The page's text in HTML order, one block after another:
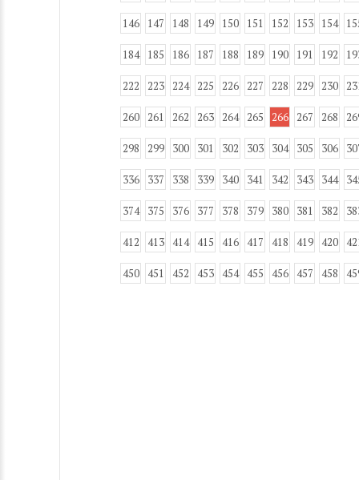
146 147 148 149 150 151 152 153 154
184 185 186 187 188 189 190 191 192
222 223 224 225 226 227 228 229 230
260 261 262 263 264 265 266 267 268
298 299 300 301 302 303 304 305 306
336 337 338 339 340 341 342 343 344
374 375 376 377 378 379 380 381 382
412 413 414 415 416 417 418 419 420
450 451 452 453 454 455 456 457 458